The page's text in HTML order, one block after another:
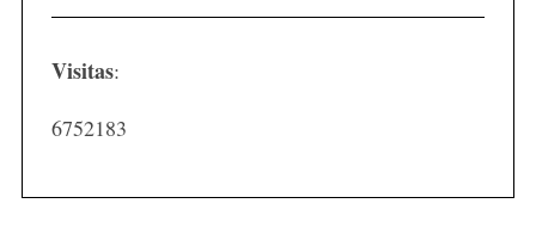
t
c
i
Visitas:
6752183